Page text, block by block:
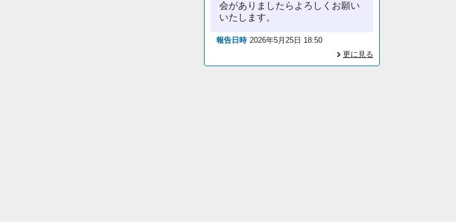
会がありましたらよろしくお願い
いたします。
報告日時 2026年5月25日 18:50
更に見る